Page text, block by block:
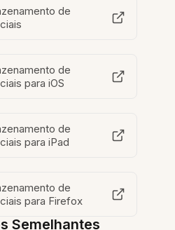
de
de
para iOS
de
para iPad
de
para Firefox
Semelhantes